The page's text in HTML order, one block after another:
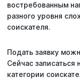
востребованным
разного уровня
соискателя.
Подать заявку
Сейчас
категории